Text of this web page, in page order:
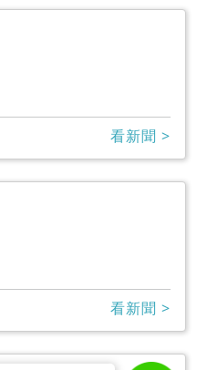
看新聞 >
看新聞 >